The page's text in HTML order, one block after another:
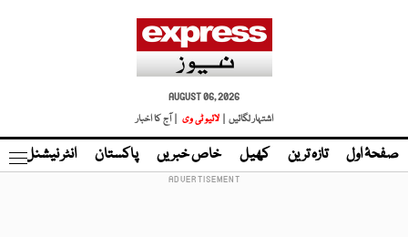
AUGUST 06, 2026
اشتہار لگائیں |
لائیو ٹی وی | آج کا اخبار
صفحۂ اول تازہ ترین کھیل خاص خبریں پاکستان انٹر نیشنل